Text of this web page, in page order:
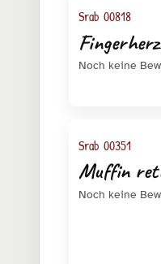
Srab 00818
Noch keine
Srab 00351
Muffin
Noch keine